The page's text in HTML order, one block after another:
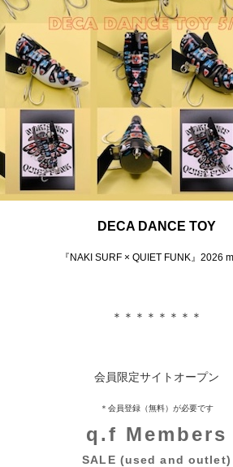
DECA DANCE TOY
『NAKI SURF × QUIET FUNK』2026
＊＊＊＊＊＊＊＊
会員限定サイトオープン
＊会員登録（無料）が必要です
q.f Members
SALE (used and outlet)